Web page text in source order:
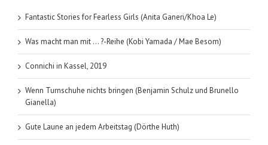
Fantastic Stories for Fearless Girls (Anita Ganeri/Khoa Le)
Was macht man mit … ?-Reihe (Kobi Yamada / Mae Besom)
Connichi in Kassel, 2019
Wenn Turnschuhe nichts bringen (Benjamin Schulz und Brunello
Gianella)
Gute Laune an jedem Arbeitstag (Dörthe Huth)